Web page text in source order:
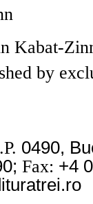
Kabat-
by
0490,
Fax: +4